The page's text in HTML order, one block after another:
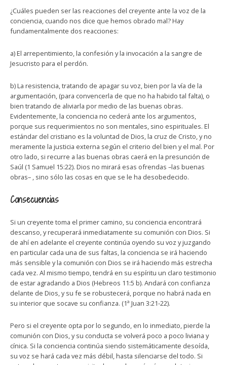
¿Cuáles pueden ser las reacciones del creyente ante la voz de la
conciencia, cuando nos dice que hemos obrado mal? Hay
fundamentalmente dos reacciones:
a) El arrepentimiento, la confesión y la invocación a la sangre de
Jesucristo para el perdón.
b) La resistencia, tratando de apagar su voz, bien por la vía de la
argumentación, (para convencerla de que no ha habido tal falta), o
bien tratando de aliviarla por medio de las buenas obras.
Evidentemente, la conciencia no cederá ante los argumentos,
porque sus requerimientos no son mentales, sino espirituales. El
estándar del cristiano es la voluntad de Dios, la cruz de Cristo, y no
meramente la justicia externa según el criterio del bien y el mal. Por
otro lado, si recurre a las buenas obras caerá en la presunción de
Saúl (1 Samuel 15:22). Dios no mirará esas ofrendas –las buenas
obras– , sino sólo las cosas en que se le ha desobedecido.
Consecuencias
Si un creyente toma el primer camino, su conciencia encontrará
descanso, y recuperará inmediatamente su comunión con Dios. Si
de ahí en adelante el creyente continúa oyendo su voz y juzgando
en particular cada una de sus faltas, la conciencia se irá haciendo
más sensible y la comunión con Dios se irá haciendo más estrecha
cada vez. Al mismo tiempo, tendrá en su espíritu un claro testimonio
de estar agradando a Dios (Hebreos 11:5 b). Andará con confianza
delante de Dios, y su fe se robustecerá, porque no habrá nada en
su interior que socave su confianza. (1ª Juan 3:21-22).
Pero si el creyente opta por lo segundo, en lo inmediato, pierde la
comunión con Dios, y su conducta se volverá poco a poco liviana y
cínica. Si la conciencia continúa siendo sistemáticamente desoída,
su voz se hará cada vez más débil, hasta silenciarse del todo. Si